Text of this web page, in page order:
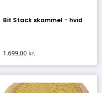
Bit Stack skammel - hvid
1.699,00 kr.